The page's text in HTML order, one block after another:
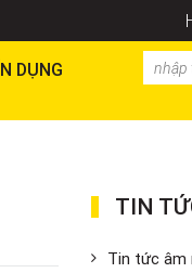
DỤNG
TIN
Tin tức âm